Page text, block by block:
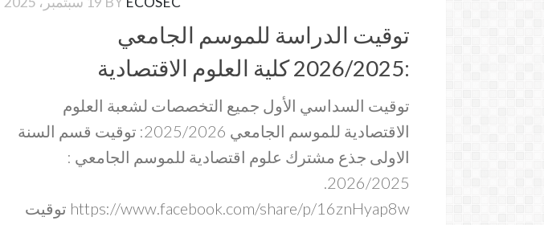
توقيت الدراسة للموسم الجامعي
:2026/2025 كلية العلوم الاقتصادية
توقيت السداسي الأول جميع التخصصات لشعبة العلوم
الاقتصادية للموسم الجامعي 2025/2026: توقيت قسم السنة
الاولى جذع مشترك علوم اقتصادية للموسم الجامعي :
2026/2025.
https://www.facebook.com/share/p/16znHyap8w توقيت